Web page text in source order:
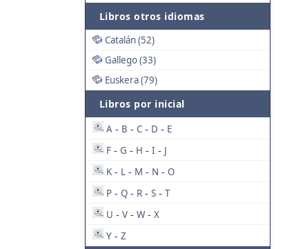
Libros otros idiomas
Catalán (52)
Gallego (33)
Euskera (79)
Libros por inicial
A - B - C - D - E
F - G - H - I - J
K - L - M - N - O
P - Q - R - S - T
U - V - W - X
Y - Z